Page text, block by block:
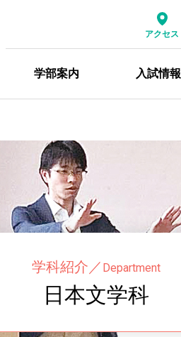
アクセス
学部案内 入試情報
学科紹介 ／ Department
日本文学科